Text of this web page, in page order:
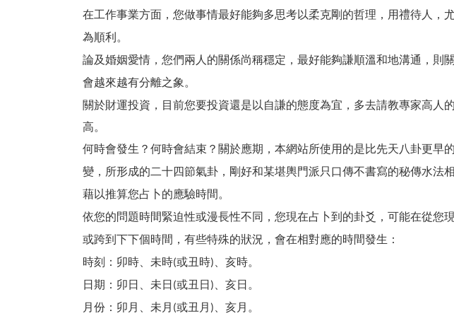
在工作事業方面，您做事情最好能夠多思考以柔克剛的哲理，用禮待人，
為順利。
論及婚姻愛情，您們兩人的關係尚稱穩定，最好能夠謙順溫和地溝通，則
會越來越有分離之象。
關於財運投資，目前您要投資還是以自謙的態度為宜，多去請教專家高人
高。
何時會發生？何時會結束？關於應期，本網站所使用的是比先天八卦更早
變，所形成的二十四節氣卦，剛好和某堪輿門派只口傳不書寫的秘傳水法
藉以推算您占卜的應驗時間。
依您的問題時間緊迫性或漫長性不同，您現在占卜到的卦爻，可能在從您
或跨到下下個時間，有些特殊的狀況，會在相對應的時間發生：
時刻：卯時、未時(或丑時)、亥時。
日期：卯日、未日 (或丑日 )、亥日。
月份：卯月、未月 (或丑月 )、亥月。